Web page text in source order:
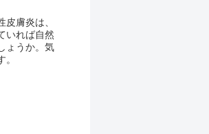
膚炎は、
いれば自然
ょうか。気